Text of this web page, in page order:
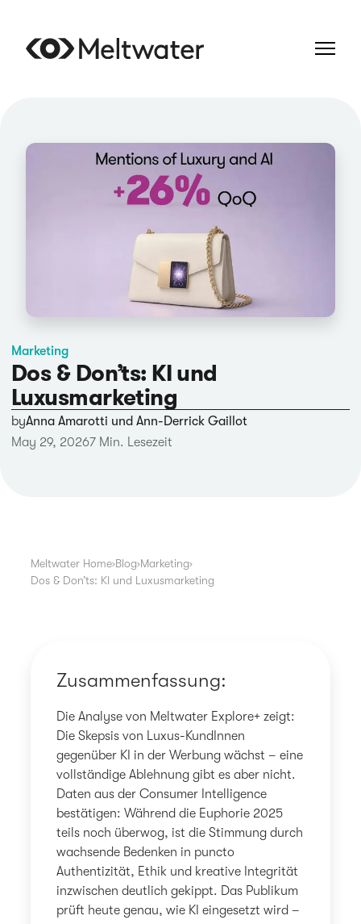
Marketing
Dos & Don’ts: KI und
Luxusmarketing
byAnna Amarotti und Ann-Derrick Gaillot
May 29, 20267 Min. Lesezeit
Meltwater Home›Blog›Marketing›
Dos & Don’ts: KI und Luxusmarketing
Zusammenfassung:
Die Analyse von Meltwater Explore+ zeigt:
Die Skepsis von Luxus-KundInnen
gegenüber KI in der Werbung wächst – eine
vollständige Ablehnung gibt es aber nicht.
Daten aus der Consumer Intelligence
bestätigen: Während die Euphorie 2025
teils noch überwog, ist die Stimmung durch
wachsende Bedenken in puncto
Authentizität, Ethik und kreative Integrität
inzwischen deutlich gekippt. Das Publikum
prüft heute genau, wie KI eingesetzt wird –